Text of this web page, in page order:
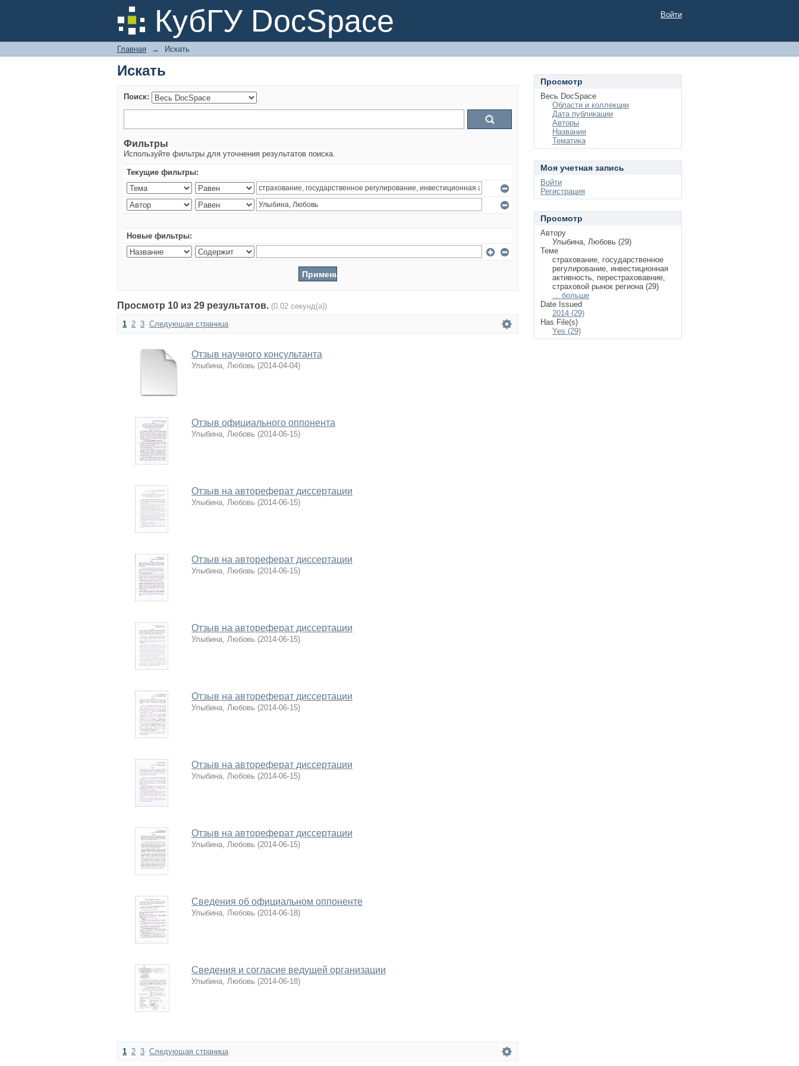
КубГУ DocSpace
Искать Войти
Главная → Искать
Искать
Поиск:
Фильтры
Используйте фильтры для уточнения результатов поиска.
Текущие фильтры:
Новые фильтры:
Просмотр 10 из 29 результатов. (0.02 секунд(а))
1 2 3 Следующая страница
Отзыв научного консультанта
Улыбина, Любовь (2014-04-04)
Отзыв официального оппонента
Улыбина, Любовь (2014-06-15)
Отзыв на автореферат диссертации
Улыбина, Любовь (2014-06-15)
Отзыв на автореферат диссертации
Улыбина, Любовь (2014-06-15)
Отзыв на автореферат диссертации
Улыбина, Любовь (2014-06-15)
Отзыв на автореферат диссертации
Улыбина, Любовь (2014-06-15)
Отзыв на автореферат диссертации
Улыбина, Любовь (2014-06-15)
Отзыв на автореферат диссертации
Улыбина, Любовь (2014-06-15)
Сведения об официальном оппоненте
Улыбина, Любовь (2014-06-18)
Сведения и согласие ведущей организации
Улыбина, Любовь (2014-06-18)
1 2 3 Следующая страница
Просмотр
Весь DocSpace
Области и коллекции
Дата публикации
Авторы
Названия
Тематика
Моя учетная запись
Войти
Регистрация
Просмотр
Автору
Улыбина, Любовь (29)
Теме
страхование, государственное
регулирование, инвестиционная
активность, перестраховавние,
страховой рынок региона (29)
... больше
Date Issued
2014 (29)
Has File(s)
Yes (29)